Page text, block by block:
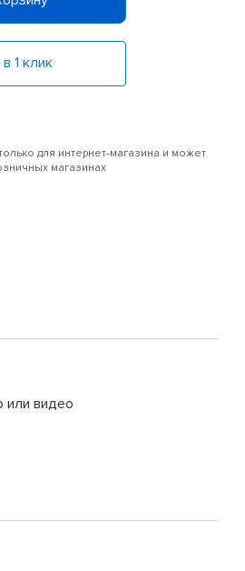
1 клик
для интернет-магазина и может
магазинах
или видео